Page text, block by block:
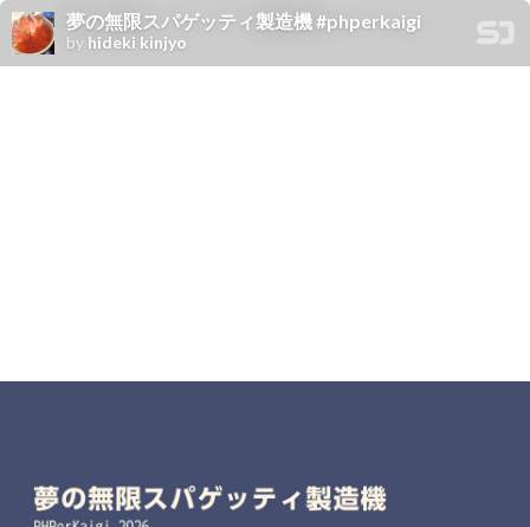
夢の無限スパゲッティ製造機 #phperkaigi
by hideki kinjyo